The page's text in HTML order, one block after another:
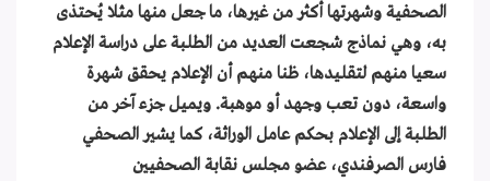
الصحفية وشهرتها أكثر من غيرها، ما جعل منها مثلا يُحتذى
به، وهي نماذج شجعت العديد من الطلبة على دراسة الإعلام
سعيا منهم لتقليدها، ظنا منهم أن الإعلام يحقق شهرة
واسعة، دون تعب وجهد أو موهبة. ويميل جزء آخر من
الطلبة إلى الإعلام بحكم عامل الوراثة، كما يشير الصحفي
فارس الصرفندي، عضو مجلس نقابة الصحفيين